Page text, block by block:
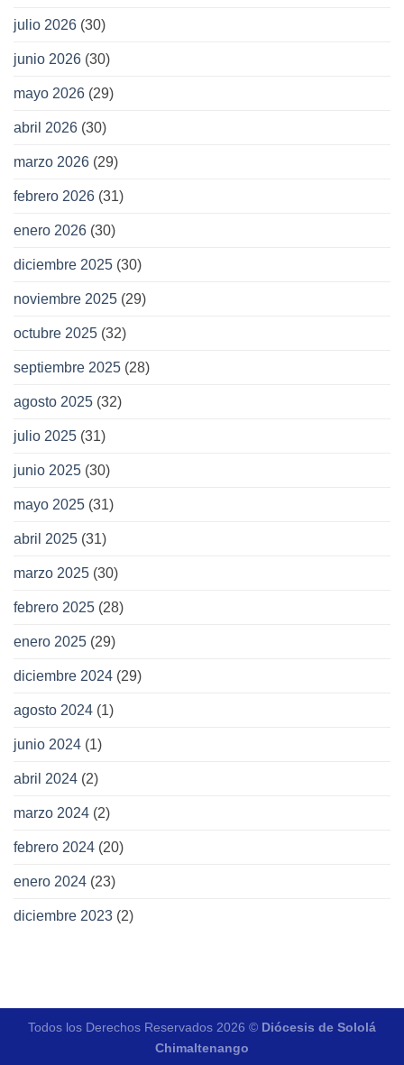
julio 2026 (30)
junio 2026 (30)
mayo 2026 (29)
abril 2026 (30)
marzo 2026 (29)
febrero 2026 (31)
enero 2026 (30)
diciembre 2025 (30)
noviembre 2025 (29)
octubre 2025 (32)
septiembre 2025 (28)
agosto 2025 (32)
julio 2025 (31)
junio 2025 (30)
mayo 2025 (31)
abril 2025 (31)
marzo 2025 (30)
febrero 2025 (28)
enero 2025 (29)
diciembre 2024 (29)
agosto 2024 (1)
junio 2024 (1)
abril 2024 (2)
marzo 2024 (2)
febrero 2024 (20)
enero 2024 (23)
diciembre 2023 (2)
Todos los Derechos Reservados 2026 © Diócesis de Sololá
Chimaltenango